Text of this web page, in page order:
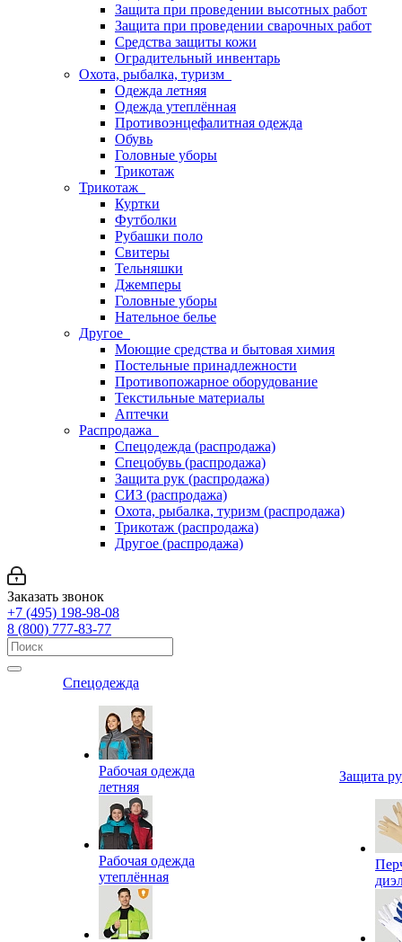
Защита при проведении высотных работ
Защита при проведении сварочных работ
Средства защиты кожи
Оградительный инвентарь
Охота, рыбалка, туризм
Одежда летняя
Одежда утеплённая
Противоэнцефалитная одежда
Обувь
Головные уборы
Трикотаж
Трикотаж
Куртки
Футболки
Рубашки поло
Свитеры
Тельняшки
Джемперы
Головные уборы
Нательное белье
Другое
Моющие средства и бытовая химия
Постельные принадлежности
Противопожарное оборудование
Текстильные материалы
Аптечки
Распродажа
Спецодежда (распродажа)
Спецобувь (распродажа)
Защита рук (распродажа)
СИЗ (распродажа)
Охота, рыбалка, туризм (распродажа)
Трикотаж (распродажа)
Другое (распродажа)
Заказать звонок
+7 (495) 198-98-08
8 (800) 777-83-77
Спецодежда
Рабочая одежда
летняя
Рабочая одежда
утеплённая
Защита